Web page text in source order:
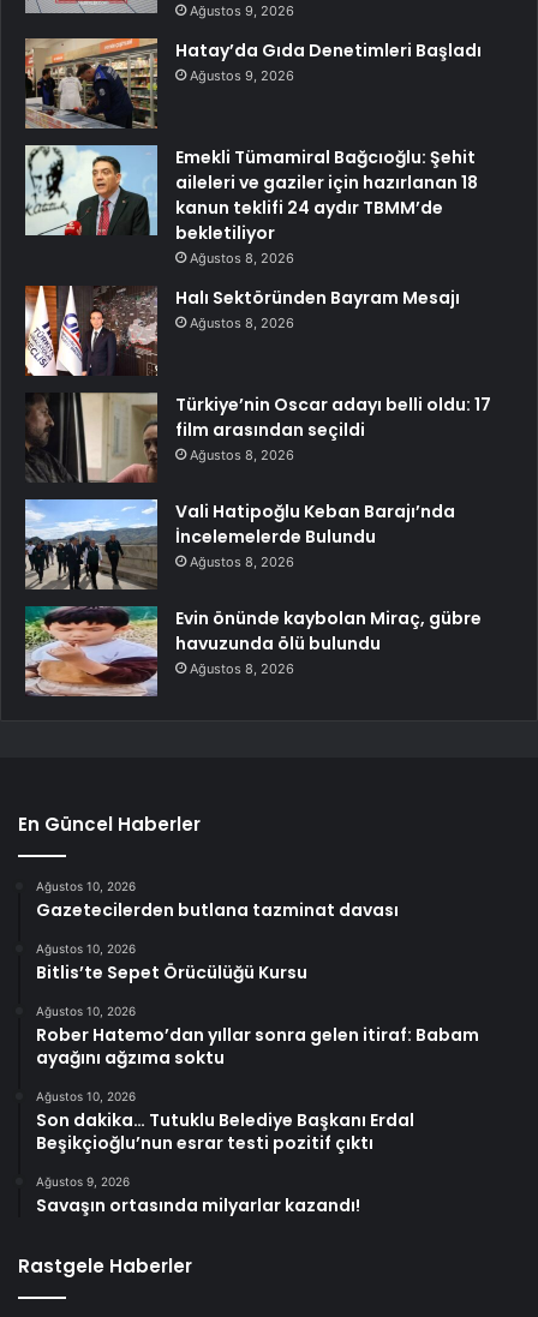
Ağustos 9, 2026
Hatay’da Gıda Denetimleri Başladı
Ağustos 9, 2026
Emekli Tümamiral Bağcıoğlu: Şehit
aileleri ve gaziler için hazırlanan 18
kanun teklifi 24 aydır TBMM’de
bekletiliyor
Ağustos 8, 2026
Halı Sektöründen Bayram Mesajı
Ağustos 8, 2026
Türkiye’nin Oscar adayı belli oldu: 17
film arasından seçildi
Ağustos 8, 2026
Vali Hatipoğlu Keban Barajı’nda
İncelemelerde Bulundu
Ağustos 8, 2026
Evin önünde kaybolan Miraç, gübre
havuzunda ölü bulundu
Ağustos 8, 2026
En Güncel Haberler
Ağustos 10, 2026
Gazetecilerden butlana tazminat davası
Ağustos 10, 2026
Bitlis’te Sepet Örücülüğü Kursu
Ağustos 10, 2026
Rober Hatemo’dan yıllar sonra gelen itiraf: Babam
ayağını ağzıma soktu
Ağustos 10, 2026
Son dakika… Tutuklu Belediye Başkanı Erdal
Beşikçioğlu’nun esrar testi pozitif çıktı
Ağustos 9, 2026
Savaşın ortasında milyarlar kazandı!
Rastgele Haberler